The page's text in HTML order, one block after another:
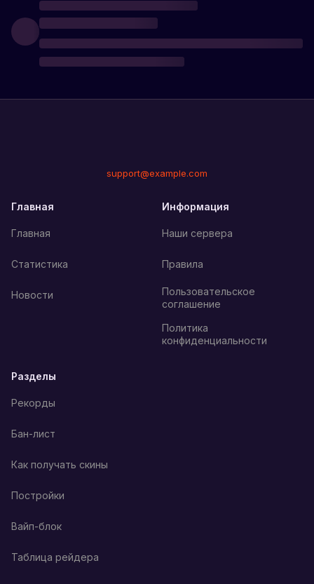
support@example.com
Главная
Главная
Статистика
Новости
Информация
Наши сервера
Правила
Пользовательское
соглашение
Политика
конфиденциальности
Разделы
Рекорды
Бан-лист
Как получать скины
Постройки
Вайп-блок
Таблица рейдера